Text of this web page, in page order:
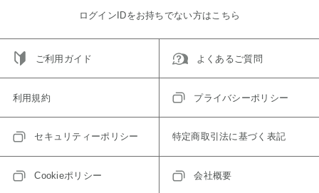
ログインIDをお持ちでない方はこちら
ご利用ガイド よくあるご質問
利用規約 プライバシーポリシー
セキュリティーポリシー 特定商取引法に基づく表記
Cookieポリシー 会社概要